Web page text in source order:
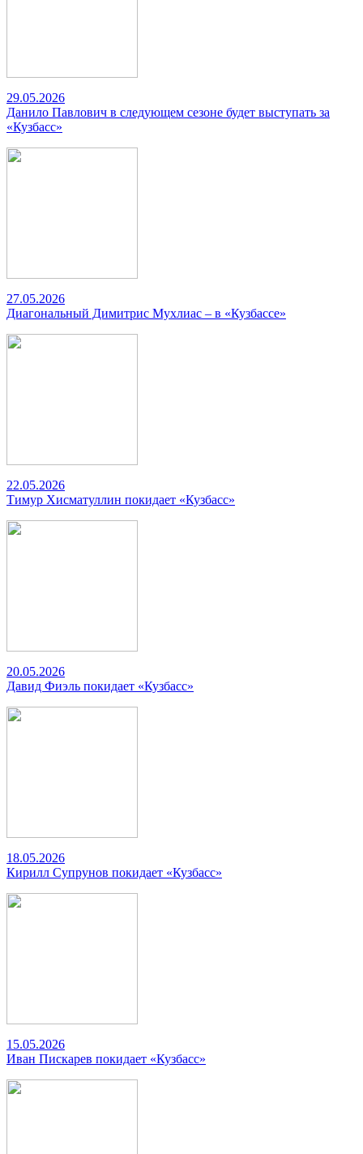
29.05.2026
Данило Павлович в следующем сезоне будет выступать за
«Кузбасс»
27.05.2026
Диагональный Димитрис Мухлиас – в «Кузбассе»
22.05.2026
Тимур Хисматуллин покидает «Кузбасс»
20.05.2026
Давид Фиэль покидает «Кузбасс»
18.05.2026
Кирилл Супрунов покидает «Кузбасс»
15.05.2026
Иван Пискарев покидает «Кузбасс»